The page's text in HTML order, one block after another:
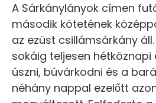
A Sárkánylányok címen
második kötetének
az ezüst csillámsárkány
sokáig teljesen
úszni, búvárkodni és a
néhány nappal ezelőtt